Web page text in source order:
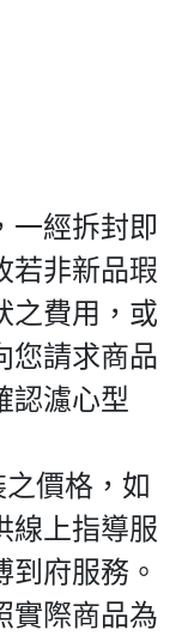
一經拆封即
若非新品瑕
之費用，或
您請求商品
認濾心型
價格，如
線上指導服
府服務。
實際商品為